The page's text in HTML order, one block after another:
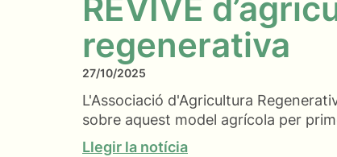
REVIVE
regenerativa
27/10/2025
L'Associació d'Agricultura
sobre aquest model agrícola per
Llegir la notícia